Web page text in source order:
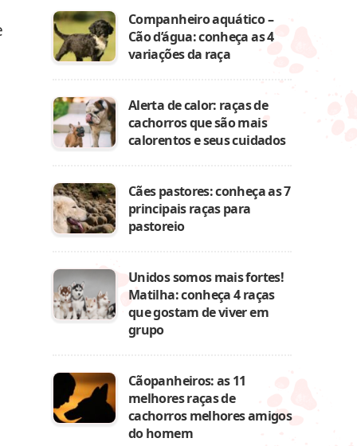
Companheiro aquático –
Cão d’água: conheça as 4
variações da raça
Alerta de calor: raças de
cachorros que são mais
calorentos e seus cuidados
Cães pastores: conheça as 7
principais raças para
pastoreio
Unidos somos mais fortes!
Matilha: conheça 4 raças
que gostam de viver em
grupo
Cãopanheiros: as 11
melhores raças de
cachorros melhores amigos
do homem